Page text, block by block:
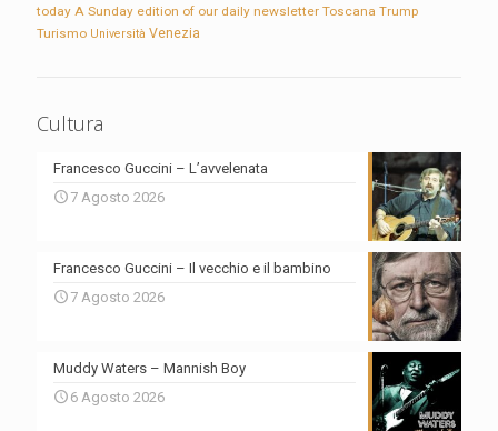
today A Sunday edition of our daily newsletter Toscana Trump
Turismo Università Venezia
Cultura
Francesco Guccini – L’avvelenata
7 Agosto 2026
Francesco Guccini – Il vecchio e il bambino
7 Agosto 2026
Muddy Waters – Mannish Boy
6 Agosto 2026